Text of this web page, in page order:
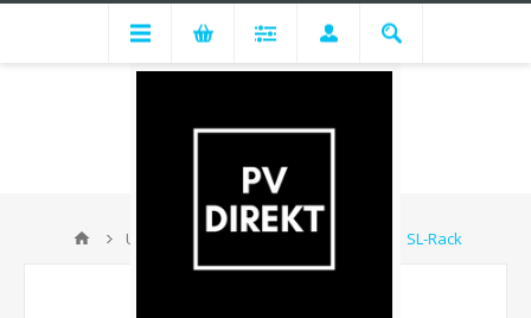
Unterkonstruktion Schrägdach SL-Rack